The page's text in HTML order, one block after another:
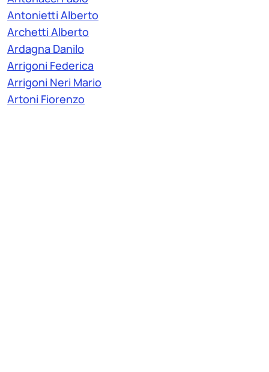
Antonietti Alberto
Archetti Alberto
Ardagna Danilo
Arrigoni Federica
Arrigoni Neri Mario
Artoni Fiorenzo